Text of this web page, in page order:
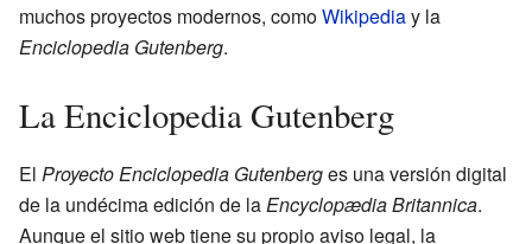
muchos proyectos modernos, comoWikipediay la
Enciclopedia Gutenberg.
La Enciclopedia Gutenberg
El Proyecto Enciclopedia Gutenberges una versión digital
de la undécima edición de laEncyclopædia Britannica.
Aunque el sitio web tiene su propio aviso legal, la